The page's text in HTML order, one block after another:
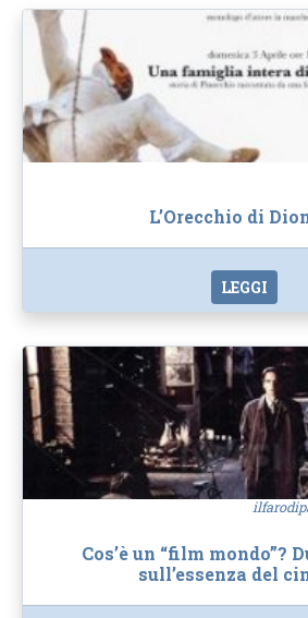
L’Orecchio di
LEGGI
Cos’è un “film mondo”?
sull’essenza del